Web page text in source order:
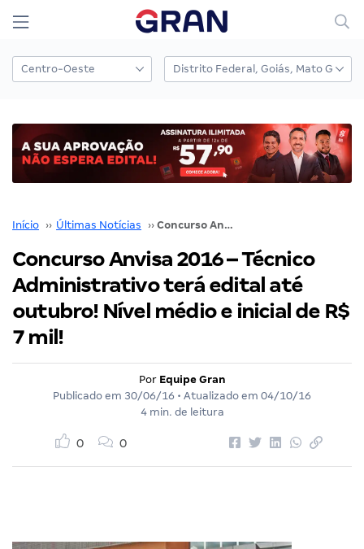
Início ›› Últimas Notícias ›› Concurso Anvisa 2016 – Técnico Administrativo terá edital até outubro! Nível médio e inicial de R$ 7 mil!
Concurso Anvisa 2016 – Técnico
Administrativo terá edital até
outubro! Nível médio e inicial de R$
7 mil!
Por Equipe Gran
Publicado em 30/06/16 • Atualizado em 04/10/16
4 min. de leitura
0 0